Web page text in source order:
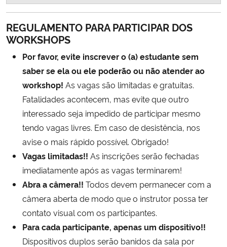
REGULAMENTO PARA PARTICIPAR DOS
WORKSHOPS
Por favor, evite inscrever o (a) estudante sem
saber se ela ou ele poderão ou não atender ao
workshop! As vagas são limitadas e gratuitas.
Fatalidades acontecem, mas evite que outro
interessado seja impedido de participar mesmo
tendo vagas livres. Em caso de desistência, nos
avise o mais rápido possível. Obrigado!
Vagas limitadas!! As inscrições serão fechadas
imediatamente após as vagas terminarem!
Abra a câmera!! Todos devem permanecer com a
câmera aberta de modo que o instrutor possa ter
contato visual com os participantes.
Para cada participante, apenas um dispositivo!!
Dispositivos duplos serão banidos da sala por